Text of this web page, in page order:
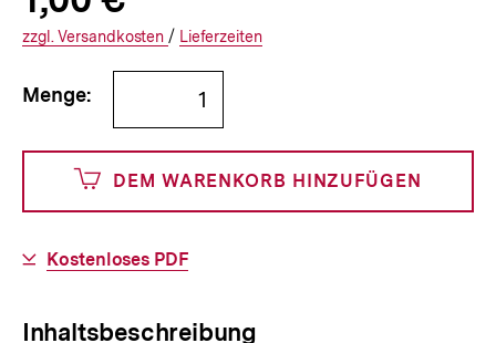
Informationen
€
100
Cents
Versandkosten
Interner
Informationen
den
zzgl. zuzüglichen
Versandkosten/ Interner
Informationen
Lieferzeiten
Bestellmenge
angeben
Menge:
DEM WARENKORB HINZUFÜGEN
Download-
Kostenloses PDF
Inhaltsbeschreibung